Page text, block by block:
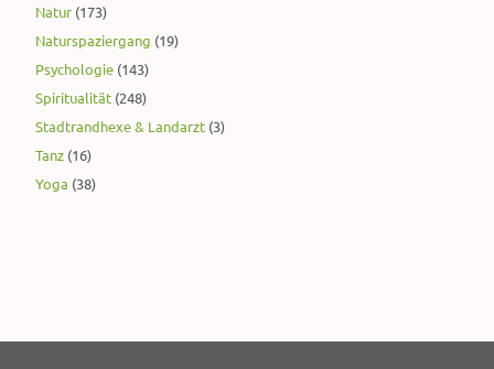
Natur (173)
Naturspaziergang (19)
Psychologie (143)
Spiritualität (248)
Stadtrandhexe & Landarzt (3)
Tanz (16)
Yoga (38)